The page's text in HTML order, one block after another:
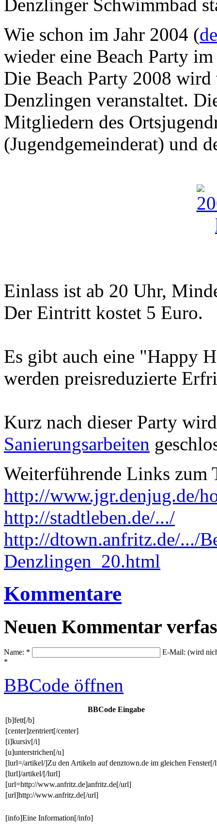
Denzlinger Schwimmbad
Wie schon im Jahr 2004 (
wieder eine Beach Party
Die Beach Party 2008
Denzlingen veranstaltet.
Mitgliedern des
(Jugendgemeinderat) und
Einlass ist ab 20 Uhr,
Der Eintritt kostet 5 Euro.
Es gibt auch eine "Happy
werden preisreduzierte
Kurz nach dieser Party
Sanierungsarbeiten
Weiterführende Links zum
http://www.jgr.denjug.de/
http://stadtleben.de/.../
http://dtown.anfritz.de/.../
Denzlingen_20.html
Kommentare
Neuen Kommentar
Name: *
E-Mail: (wird
*
BBCode öffnen
BBCode Eingabe
[b]fett[/b]
[center]zentriert[/center]
[i]kursiv[/i]
[u]unterstrichen[/u]
[lurl=/artikel/]Zu den Artikeln auf denztown.de im gleichen
[lurl]/artikel/[/lurl]
[url=http://www.anfritz.de]anfritz.de[/url]
[url]http://www.anfritz.de[/url]
[info]Eine Information[/info]